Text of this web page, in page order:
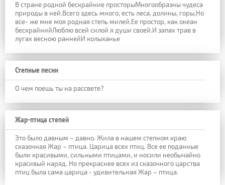
В стране родной бескрайние просторыМногообразны чудеса
природы в ней.Всего здесь много, есть леса, долины, горы,Но
все- же мне моя родная степь милей.Ее простор, как океан
бескрайнийЛюблю всей силой я души своей.И запах трав в
лугах весною раннейИ колыханье
Степные песни
О чем поешь ты на рассвете?
Жар-птица степей
Это было давным – давно. Жила в нашем степном краю
сказочная Жар – птица. Царица всех птиц. Все ее поданные
были красивыми, сильными птицами, и носили необычайно
красивый наряд. Но прекраснее всех из сказочного царства
птиц была сама царица - удивительная Жар – птица.